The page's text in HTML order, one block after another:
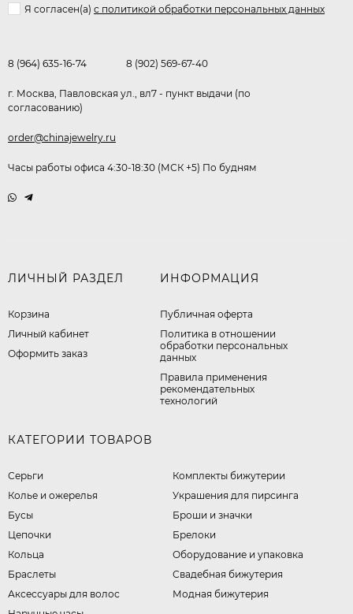
Я согласен(a) с политикой обработки персональных данных
8 (964) 635-16-74 8 (902) 569-67-40
г. Москва, Павловская ул., вл7 - пункт выдачи (по
согласованию)
order@chinajewelry.ru
Часы работы офиса 4:30-18:30 (МСК +5) По будням
ЛИЧНЫЙ РАЗДЕЛ
Корзина
Личный кабинет
Оформить заказ
ИНФОРМАЦИЯ
Публичная оферта
​Политика в отношении
обработки персональных
данных
Правила применения
рекомендательных
технологий
КАТЕГОРИИ ТОВАРОВ
Серьги
Колье и ожерелья
Бусы
Цепочки
Кольца
Браслеты
Аксессуары для волос
Комплекты бижутерии
Украшения для пирсинга
Броши и значки
Брелоки
Оборудование и упаковка
Свадебная бижутерия
Модная бижутерия